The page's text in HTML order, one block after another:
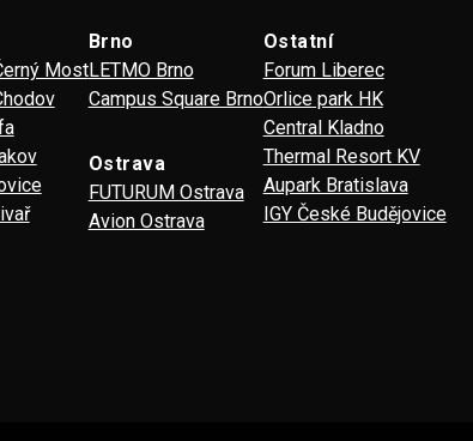
Most
Brno
LETMO Brno
Campus Square Brno
Ostrava
FUTURUM Ostrava
Avion Ostrava
Ostatní
Forum Liberec
Orlice park HK
Central Kladno
Thermal Resort KV
Aupark Bratislava
IGY České Budějovice